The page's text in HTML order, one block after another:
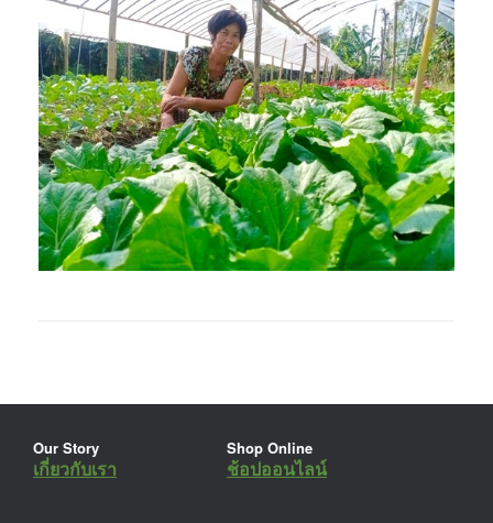
Our Story
เกี่ยวกับเรา
Shop Online
ช้อปออนไลน์